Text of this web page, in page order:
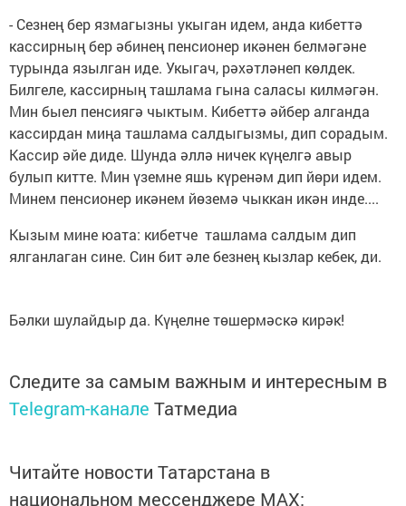
- Сезнең бер язмагызны укыган идем, анда кибеттә
кассирның бер әбинең пенсионер икәнен белмәгәне
турында язылган иде. Укыгач, рәхәтләнеп көлдек.
Билгеле, кассирның ташлама гына саласы килмәгән.
Мин быел пенсиягә чыктым. Кибеттә әйбер алганда
кассирдан миңа ташлама салдыгызмы, дип сорадым.
Кассир әйе диде. Шунда әллә ничек күңелгә авыр
булып китте. Мин үземне яшь күренәм дип йөри идем.
Минем пенсионер икәнем йөземә чыккан икән инде....
Кызым мине юата: кибетче ташлама салдым дип
ялганлаган сине. Син бит әле безнең кызлар кебек, ди.
Бәлки шулайдыр да. Күңелне төшермәскә кирәк!
Следите за самым важным и интересным в
Telegram-канале Татмедиа
Читайте новости Татарстана в
национальном мессенджере MАХ: